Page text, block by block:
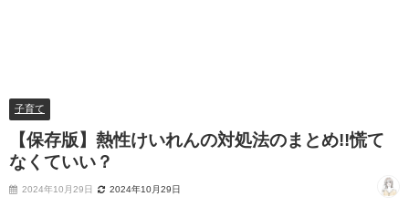
子育て
【保存版】熱性けいれんの対処法のまとめ!!慌て
なくていい？
2024年10月29日 2024年10月29日